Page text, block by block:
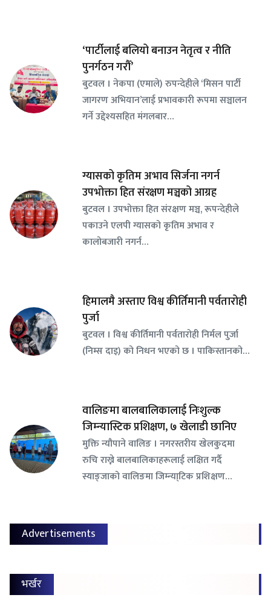
‘पार्टीलाई बलियो बनाउन नेतृत्व र नीति
पुनर्गठन गरौँ’
बुटवल । नेकपा (एमाले) रुपन्देहीले ‘मिसन पार्टी
जागरण अभियान’लाई प्रभावकारी रूपमा सञ्चालन
गर्ने उद्देश्यसहित मंगलबार…
ग्यासको कृतिम अभाव सिर्जना नगर्न
उपभोक्ता हित संरक्षण मञ्चको आग्रह
बुटवल । उपभोक्ता हित संरक्षण मञ्च, रूपन्देहीले
पकाउने एलपी ग्यासको कृतिम अभाव र
कालोबजारी नगर्न…
हिमालमै अस्ताए विश्व कीर्तिमानी पर्वतारोही
पुर्जा
बुटवल । विश्व कीर्तिमानी पर्वतारोही निर्मल पुर्जा
(निम्स दाइ) को निधन भएको छ । पाकिस्तानको…
वालिङमा बालबालिकालाई निःशुल्क
जिम्न्यास्टिक प्रशिक्षण, ७ खेलाडी छानिए
​मुक्ति न्यौपाने वालिङ । नगरस्तरीय खेलकुदमा
रुचि राख्ने बालबालिकाहरूलाई लक्षित गर्दै
स्याङ्जाको वालिङमा जिम्न्या्टिक प्रशिक्षण…
Advertisements
भर्खर